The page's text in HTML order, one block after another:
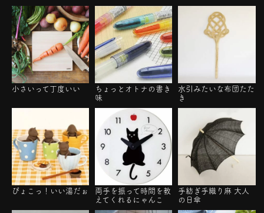
小さいって丁度いい
ちょっとオトナの書き
味
水引みたいな布団たた
き
ぴょこっ！いい湯だぉ
両手を振って時間を教
えてくれるにゃんこ
手紡ぎ手織り麻 大人
の日傘